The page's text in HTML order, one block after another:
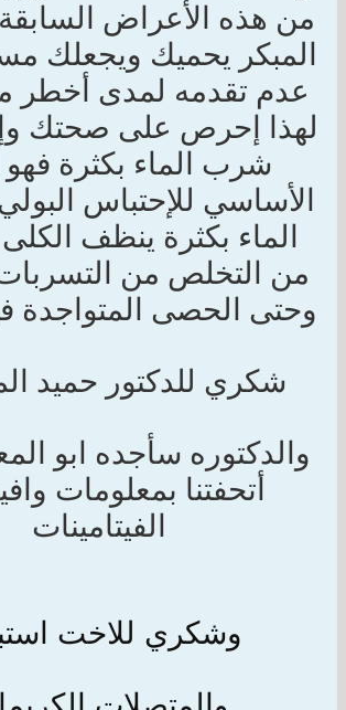
من هذه الأعراض السابقة
المبكر يحميك ويجعلك
عدم تقدمه لمدى أخطر
لهذا إحرص على صحتك
شرب الماء بكثرة فهو
الأساسي للإحتباس
الماء بكثرة ينظف
من التخلص من التسربات
وحتى الحصى المتواجدة
شكري للدكتور حميد
والدكتوره سأجده ابو
أتحفتنا بمعلومات
الفيتامينات
وشكري للاخت